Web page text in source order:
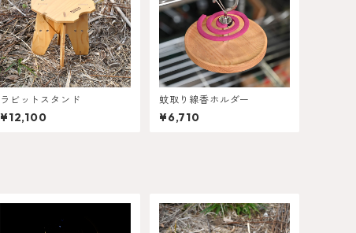
ラビットスタンド
¥12,100
蚊取り線香ホルダー
¥6,710